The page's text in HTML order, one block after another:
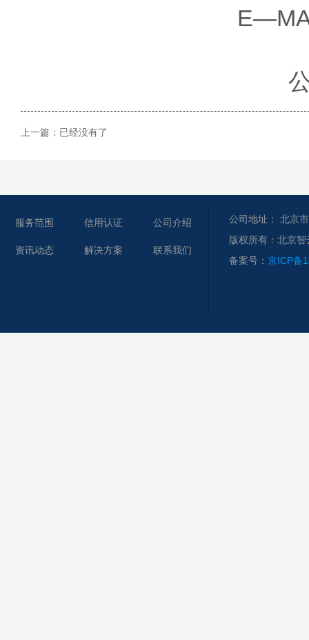
上一篇：已经没有了
服务范围 信用认证 公司介绍
资讯动态 解决方案 联系我们
公司地址： 北京
版权所有：北京
备案号： 京ICP备